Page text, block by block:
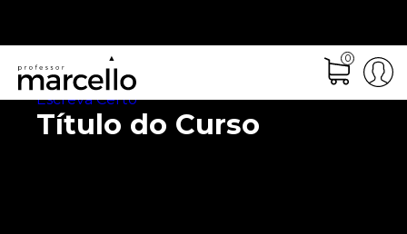
0
Escreva Certo
Título do Curso